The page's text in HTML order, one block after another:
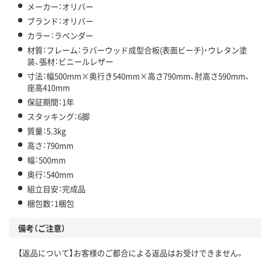
メーカー：オリバー
ブランド：オリバー
カラー：ラベンダー
材質：フレーム：ラバーウッド成型合板(表面ビーチ)・ウレタン塗
装、張材：ビニールレザー
寸法：幅500mm×奥行き540mm×高さ790mm、肘高さ590mm、
座高410mm
保証期間：1年
スタッキング：6脚
質量：5.3kg
高さ：790mm
幅：500mm
奥行：540mm
組立目安：完成品
梱包数：1梱包
備考（ご注意）
【返品について】お客様のご都合による返品はお受けできません。